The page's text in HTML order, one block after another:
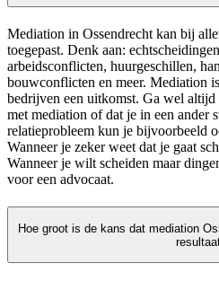
Mediation in Ossendrecht kan bij
toegepast. Denk aan:
arbeidsconflicten, huurgeschillen,
bouwconflicten en meer. Mediation
bedrijven een uitkomst. Ga wel
met mediation of dat je in een ander
relatieprobleem kun je bijvoorbeeld
Wanneer je zeker weet dat je gaat
Wanneer je wilt scheiden maar
voor een advocaat.
Hoe groot is de kans dat mediation